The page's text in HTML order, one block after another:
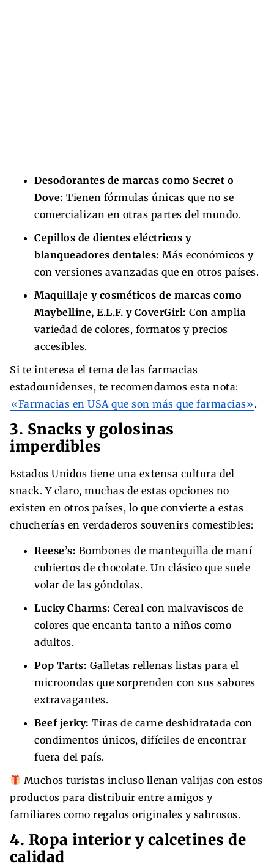
Desodorantes de marcas como Secret o
Dove: Tienen fórmulas únicas que no se
comercializan en otras partes del mundo.
Cepillos de dientes eléctricos y
blanqueadores dentales: Más económicos y
con versiones avanzadas que en otros países.
Maquillaje y cosméticos de marcas como
Maybelline, E.L.F. y CoverGirl: Con amplia
variedad de colores, formatos y precios
accesibles.
Si te interesa el tema de las farmacias
estadounidenses, te recomendamos esta nota:
«Farmacias en USA que son más que farmacias» .
3. Snacks y golosinas
imperdibles
Estados Unidos tiene una extensa cultura del
snack. Y claro, muchas de estas opciones no
existen en otros países, lo que convierte a estas
chucherías en verdaderos souvenirs comestibles:
Reese’s: Bombones de mantequilla de maní
cubiertos de chocolate. Un clásico que suele
volar de las góndolas.
Lucky Charms: Cereal con malvaviscos de
colores que encanta tanto a niños como
adultos.
Pop Tarts: Galletas rellenas listas para el
microondas que sorprenden con sus sabores
extravagantes.
Beef jerky: Tiras de carne deshidratada con
condimentos únicos, difíciles de encontrar
fuera del país.
Muchos turistas incluso llenan valijas con estos
productos para distribuir entre amigos y
familiares como regalos originales y sabrosos.
4. Ropa interior y calcetines de
calidad